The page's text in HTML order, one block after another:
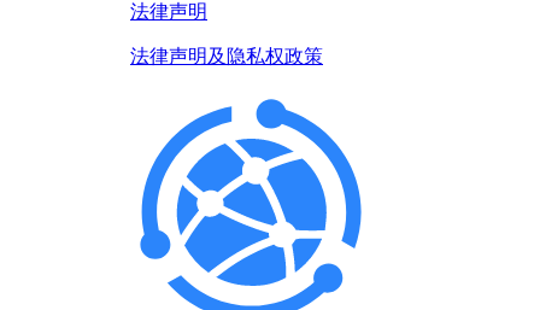
法律声明
法律声明及隐私权政策